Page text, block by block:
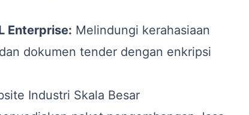
Enterprise: Melindungi kerahasiaan
dokumen tender dengan enkripsi
Industri Skala Besar